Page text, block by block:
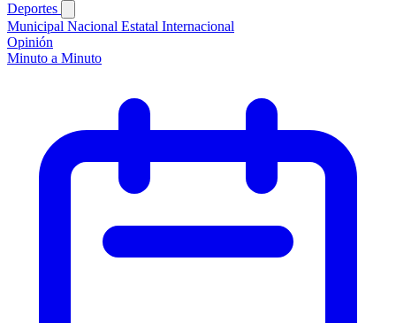
Deportes
Municipal Nacional Estatal Internacional
Opinión
Minuto a Minuto